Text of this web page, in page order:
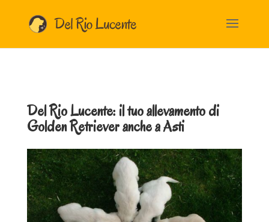
Del Rio Lucente: il tuo allevamento di
Golden Retriever anche aAsti